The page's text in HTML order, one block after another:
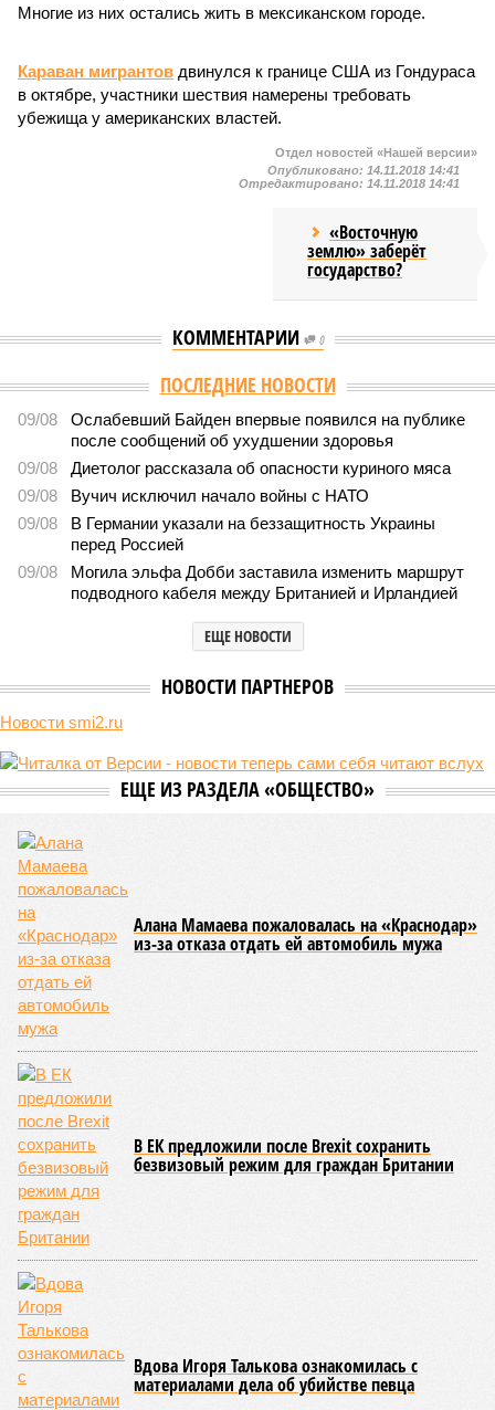
Многие из них остались жить в мексиканском городе.
Караван мигрантов двинулся к границе США из Гондураса
в октябре, участники шествия намерены требовать
убежища у американских властей.
Отдел новостей «Нашей версии»
Опубликовано: 14.11.2018 14:41
Отредактировано: 14.11.2018 14:41
«Восточную
землю» заберёт
государство?
КОММЕНТАРИИ 0
ПОСЛЕДНИЕ НОВОСТИ
09/08
Ослабевший Байден впервые появился на публике
после сообщений об ухудшении здоровья
09/08
Диетолог рассказала об опасности куриного мяса
09/08
Вучич исключил начало войны с НАТО
09/08
В Германии указали на беззащитность Украины
перед Россией
09/08
Могила эльфа Добби заставила изменить маршрут
подводного кабеля между Британией и Ирландией
ЕЩЕ НОВОСТИ
НОВОСТИ ПАРТНЕРОВ
Новости smi2.ru
ЕЩЕ ИЗ РАЗДЕЛА «ОБЩЕСТВО»
Алана Мамаева пожаловалась на «Краснодар»
из-за отказа отдать ей автомобиль мужа
В ЕК предложили после Brexit сохранить
безвизовый режим для граждан Британии
Вдова Игоря Талькова ознакомилась с
материалами дела об убийстве певца